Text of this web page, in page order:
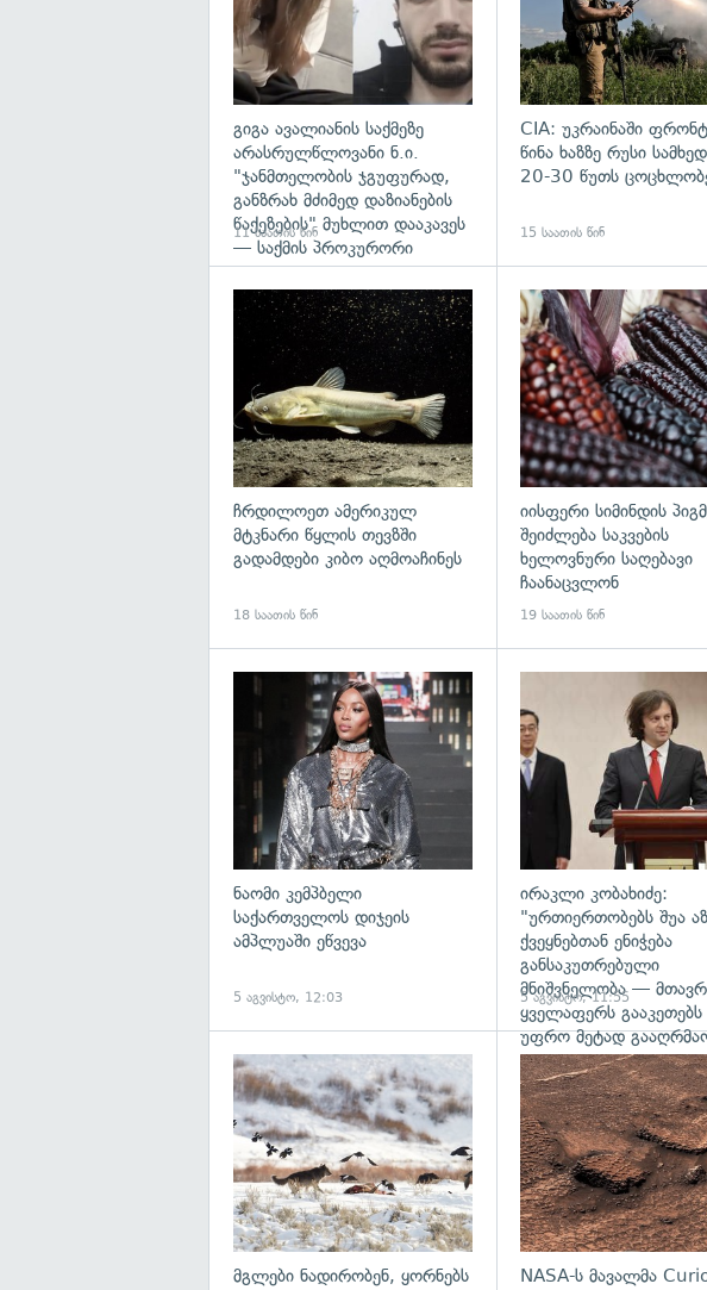
გიგა ავალიანის საქმეზე
არასრულწლოვანი ნ.ი.
"ჯანმთელობის ჯგუფურად,
განზრახ მძიმედ დაზიანების
წაქეზების" მუხლით დააკავეს
— საქმის პროკურორი
11 საათის წინ
CIA: უკრაინაში
წინა ხაზზე რუსი
20-30 წუთს
15 საათის წინ
გადახედვა
ჩრდილოეთ ამერიკულ
მტკნარი წყლის თევზში
გადამდები კიბო აღმოაჩინეს
18 საათის წინ
იისფერი სიმინდის
შეიძლება საკვების
ხელოვნური საღებავი
ჩაანაცვლონ
19 საათის წინ
ნაომი კემპბელი
საქართველოს დიჯეის
ამპლუაში ეწვევა
5 აგვისტო, 12:03
ირაკლი კობახიძე:
"ურთიერთობებს შუა
ქვეყნებთან ენიჭება
განსაკუთრებული
მნიშვნელობა —
ყველაფერს გააკეთებს
უფრო მეტად
5 აგვისტო, 11:55
გადახედვა
მგლები ნადირობენ, ყორნებს
NASA-ს მავალმა